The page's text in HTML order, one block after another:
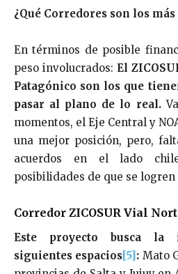
¿Qué Corredores son los
En términos de posible
peso involucrados: El
Patagónico son los que
pasar al plano de lo real.
momentos, el Eje Central y
una mejor posición, pero,
acuerdos en el lado
posibilidades de que se
Corredor ZICOSUR Vial
Este proyecto busca la
siguientes espacios[5]: Mato